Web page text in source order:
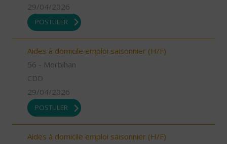
29/04/2026
POSTULER
Aides à domicile emploi saisonnier (H/F)
56 - Morbihan
CDD
29/04/2026
POSTULER
Aides à domicile emploi saisonnier (H/F)